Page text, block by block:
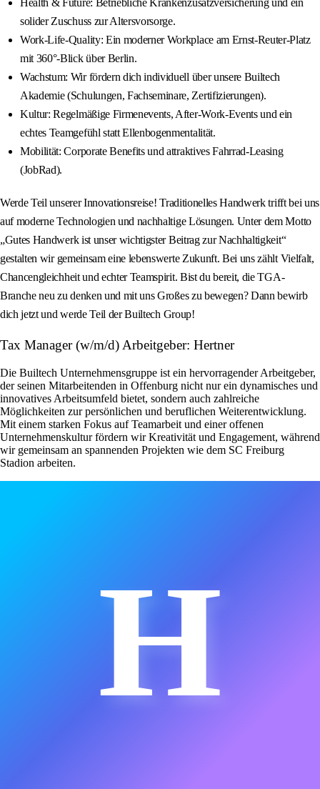
Health & Future: Betriebliche Krankenzusatzversicherung und ein
solider Zuschuss zur Altersvorsorge.
Work-Life-Quality: Ein moderner Workplace am Ernst-Reuter-Platz
mit 360°-Blick über Berlin.
Wachstum: Wir fördern dich individuell über unsere Builtech
Akademie (Schulungen, Fachseminare, Zertifizierungen).
Kultur: Regelmäßige Firmenevents, After-Work-Events und ein
echtes Teamgefühl statt Ellenbogenmentalität.
Mobilität: Corporate Benefits und attraktives Fahrrad-Leasing
(JobRad).
Werde Teil unserer Innovationsreise! Traditionelles Handwerk trifft bei uns
auf moderne Technologien und nachhaltige Lösungen. Unter dem Motto
„Gutes Handwerk ist unser wichtigster Beitrag zur Nachhaltigkeit“
gestalten wir gemeinsam eine lebenswerte Zukunft. Bei uns zählt Vielfalt,
Chancengleichheit und echter Teamspirit. Bist du bereit, die TGA-
Branche neu zu denken und mit uns Großes zu bewegen? Dann bewirb
dich jetzt und werde Teil der Builtech Group!
Tax Manager (w/m/d) Arbeitgeber: Hertner
Die Builtech Unternehmensgruppe ist ein hervorragender Arbeitgeber,
der seinen Mitarbeitenden in Offenburg nicht nur ein dynamisches und
innovatives Arbeitsumfeld bietet, sondern auch zahlreiche
Möglichkeiten zur persönlichen und beruflichen Weiterentwicklung.
Mit einem starken Fokus auf Teamarbeit und einer offenen
Unternehmenskultur fördern wir Kreativität und Engagement, während
wir gemeinsam an spannenden Projekten wie dem SC Freiburg
Stadion arbeiten.
H